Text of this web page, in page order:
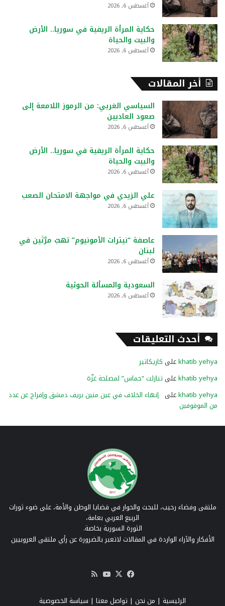
أغسطس 6, 2026
حكاية المرأة الريفية في سوريا.. الأرض
والبيت والحياة
أغسطس 6, 2026
أخر المقالات
السياسي الغربي: من الرموز اللامعة إلى
صعود العاديين
أغسطس 6, 2026
حكاية المرأة الريفية في سوريا.. الأرض
والبيت والحياة
أغسطس 6, 2026
علي الزيدي في مواجهة الامتحان الصعب
أغسطس 6, 2026
عاصفة “نيترات الأمونيوم” تهبّ مرَّتَين في
لبنان
أغسطس 6, 2026
السعودية والمسألة الحوثية
أغسطس 6, 2026
أحدث التعليقات
khatib yehyaعلى كاريكاتير
khatib yehyaعلى تنازلت “حماس” لمصلحة غزّة
khatib yehyaعلى إنهاء الخلاف في عين منين بريف دمشق وإفراج عن عدد
من الموقوفين
ملتقى وفضاء رحيب، للبحث والحوار في قضايا الوطن والأمة، على ضوء ثورات
الربيع العربي بعامة،
الثورة السورية بخاصة.
الأفكار والآراء الواردة في المقالات لاتعبر بالضرورة عن رأي ملتقى العروبيين
فيسبوك
‫X
‫YouTube
RSS
الرئيسية | من نحن | تواصل معنا | سياسة الخصوصية